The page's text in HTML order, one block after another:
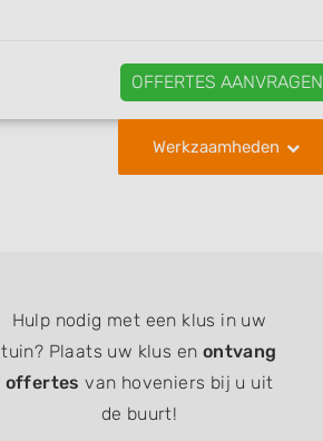
OFFERTES AANVRAGEN
Werkzaamheden
Hulp nodig met een klus in uw
tuin? Plaats uw klus en ontvang
offertes van hoveniers bij u uit
de buurt!